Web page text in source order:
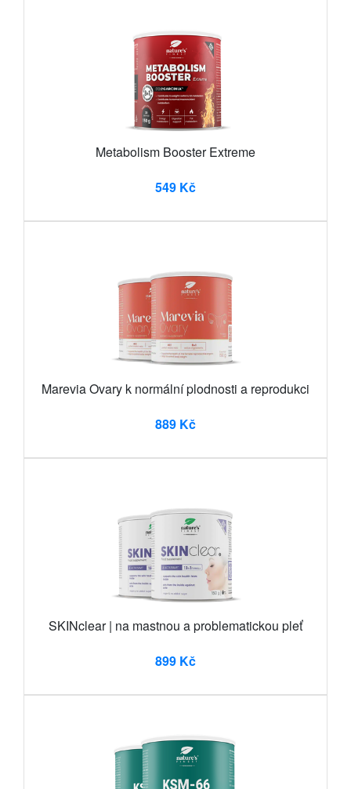
Metabolism Booster Extreme
549 Kč
Marevia Ovary k normální plodnosti a reprodukci
889 Kč
SKINclear | na mastnou a problematickou pleť
899 Kč